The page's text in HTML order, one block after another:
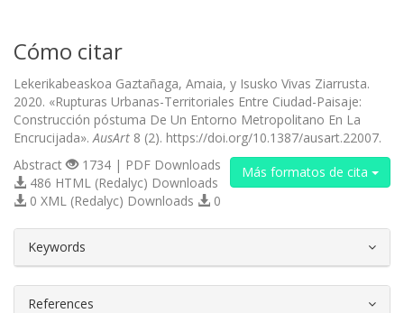
Cómo citar
Lekerikabeaskoa Gaztañaga, Amaia, y Isusko Vivas Ziarrusta.
2020. «Rupturas Urbanas-Territoriales Entre Ciudad-Paisaje:
Construcción póstuma De Un Entorno Metropolitano En La
Encrucijada». AusArt 8 (2). https://doi.org/10.1387/ausart.22007.
Más formatos de cita
Abstract
1734 | PDF Downloads
486 HTML (Redalyc) Downloads
0 XML (Redalyc) Downloads
0
Keywords
References